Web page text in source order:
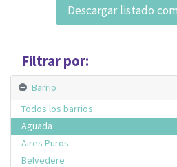
Descargar listado
Filtrar por:
Barrio
Todos los barrios
Aguada
Aires Puros
Belvedere